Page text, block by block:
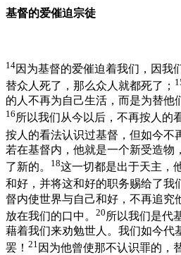
基督的爱催迫宗徒
14因为基督的爱催迫着我们，因我
替众人死了，那么众人就都死了；
的人不再为自己生活，而是为替他
16所以我们从今以后，不再按人的
按人的看法认识过基督，但如今不
若在基督内，他就是一个新受造物
了新的。
18这一切都是出于天主，
和好，并将这和好的职务赐给了我
督内使世界与自己和好，不再追究
放在我们的口中。 20 所以我们是代
藉着我们来劝勉世人。我们如今代
罢！ 21 因为他曾使那不认识罪的，